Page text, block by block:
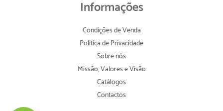
Informações
Condições de Venda
Política de Privacidade
Sobre nós
Missão, Valores e Visão
Catálogos
Contactos